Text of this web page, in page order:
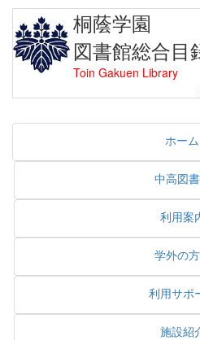
桐蔭学園
図書館総合目
Toin Gakuen Library
ホーム
中高図
利用案
学外の
利用サポ
施設紹